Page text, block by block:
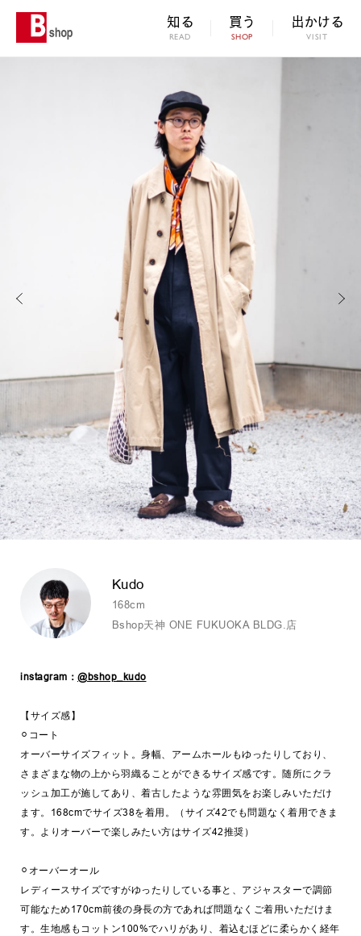
知る
READ
買う
SHOP
出かける
VISIT
Kudo
168cm
Bshop天神 ONE FUKUOKA BLDG.店
instagram： @bshop_kudo
【サイズ感】
⚪︎コート
オーバーサイズフィット。身幅、アームホールもゆったりしており、
さまざまな物の上から羽織ることができるサイズ感です。随所にクラ
ッシュ加工が施してあり、着古したような雰囲気をお楽しみいただけ
ます。168cmでサイズ38を着用。（サイズ42でも問題なく着用できま
す。よりオーバーで楽しみたい方はサイズ42推奨）
⚪︎オーバーオール
レディースサイズですがゆったりしている事と、アジャスターで調節
可能なため170cm前後の身長の方であれば問題なくご着用いただけま
す。生地感もコットン100%でハリがあり、着込むほどに柔らかく経年